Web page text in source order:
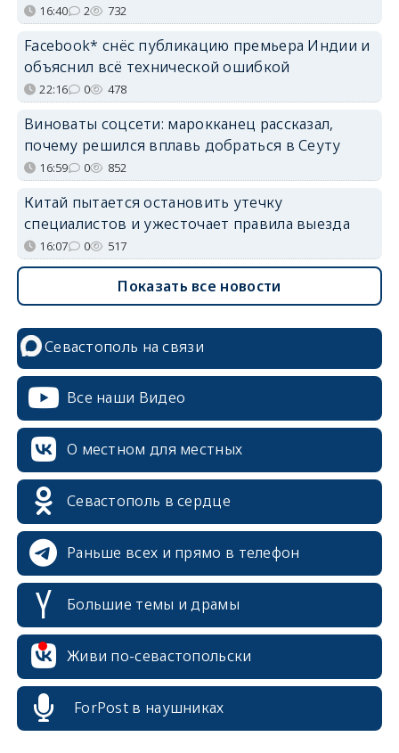
16:40 2 732
Facebook* снёс публикацию премьера Индии и
объяснил всё технической ошибкой
22:16 0 478
Виноваты соцсети: марокканец рассказал,
почему решился вплавь добраться в Сеуту
16:59 0 852
Китай пытается остановить утечку
специалистов и ужесточает правила выезда
16:07 0 517
Показать все новости
Севастополь на связи
Все наши Видео
О местном для местных
Севастополь в сердце
Раньше всех и прямо в телефон
Большие темы и драмы
Живи по-севастопольски
ForPost в наушниках
erid: 2SDnjcrDNw6